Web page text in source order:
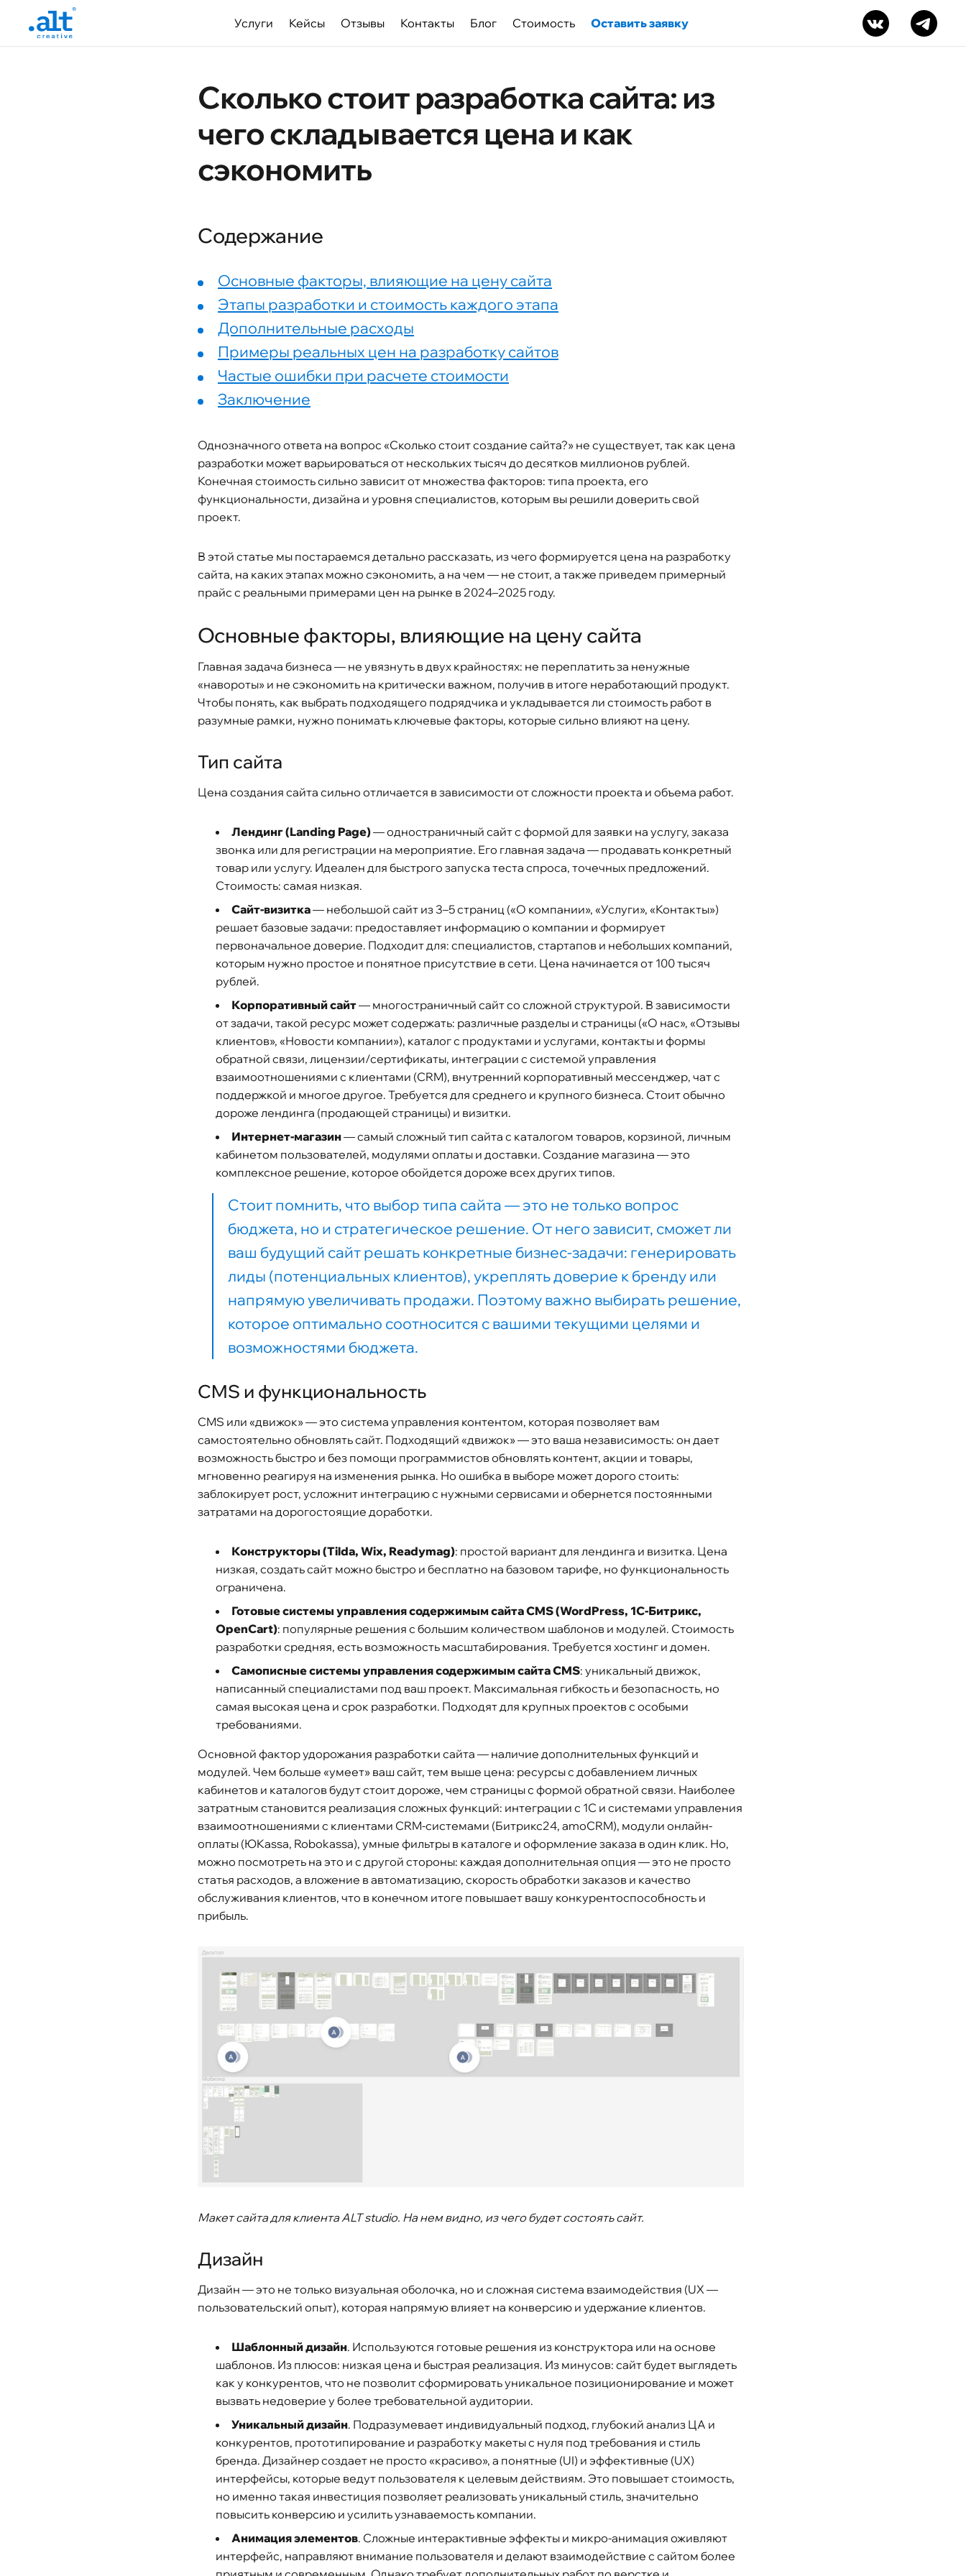
Услуги Кейсы Отзывы Контакты Блог Cтоимость Оставить заявку
Сколько стоит разработка сайта: из
чего складывается цена и как
сэкономить
Содержание
Основные факторы, влияющие на цену сайта
Этапы разработки и стоимость каждого этапа
Дополнительные расходы
Примеры реальных цен на разработку сайтов
Частые ошибки при расчете стоимости
Заключение
Однозначного ответа на вопрос «Сколько стоит создание сайта?» не существует, так как цена
разработки может варьироваться от нескольких тысяч до десятков миллионов рублей.
Конечная стоимость сильно зависит от множества факторов: типа проекта, его
функциональности, дизайна и уровня специалистов, которым вы решили доверить свой
проект.
В этой статье мы постараемся детально рассказать, из чего формируется цена на разработку
сайта, на каких этапах можно сэкономить, а на чем — не стоит, а также приведем примерный
прайс с реальными примерами цен на рынке в 2024–2025 году.
Основные факторы, влияющие на цену сайта
Главная задача бизнеса — не увязнуть в двух крайностях: не переплатить за ненужные
«навороты» и не сэкономить на критически важном, получив в итоге неработающий продукт.
Чтобы понять, как выбрать подходящего подрядчика и укладывается ли стоимость работ в
разумные рамки, нужно понимать ключевые факторы, которые сильно влияют на цену.
Тип сайта
Цена создания сайта сильно отличается в зависимости от сложности проекта и объема работ.
Лендинг (Landing Page)— одностраничный сайт с формой для заявки на услугу, заказа
звонка или для регистрации на мероприятие. Его главная задача — продавать конкретный
товар или услугу. Идеален для быстрого запуска теста спроса, точечных предложений.
Стоимость: самая низкая.
Сайт-визитка— небольшой сайт из 3–5 страниц («О компании», «Услуги», «Контакты»)
решает базовые задачи: предоставляет информацию о компании и формирует
первоначальное доверие. Подходит для: специалистов, стартапов и небольших компаний,
которым нужно простое и понятное присутствие в сети. Цена начинается от 100 тысяч
рублей.
Корпоративный сайт— многостраничный сайт со сложной структурой. В зависимости
от задачи, такой ресурс может содержать: различные разделы и страницы («О нас», «Отзывы
клиентов», «Новости компании»), каталог с продуктами и услугами, контакты и формы
обратной связи, лицензии/сертификаты, интеграции с системой управления
взаимоотношениями с клиентами (CRM), внутренний корпоративный мессенджер, чат с
поддержкой и многое другое. Требуется для среднего и крупного бизнеса. Стоит обычно
дороже лендинга (продающей страницы) и визитки.
Интернет-магазин— самый сложный тип сайта с каталогом товаров, корзиной, личным
кабинетом пользователей, модулями оплаты и доставки. Создание магазина — это
комплексное решение, которое обойдется дороже всех других типов.
Стоит помнить, что выбор типа сайта — это не только вопрос
бюджета, но и стратегическое решение. От него зависит, сможет ли
ваш будущий сайт решать конкретные бизнес-задачи: генерировать
лиды (потенциальных клиентов), укреплять доверие к бренду или
напрямую увеличивать продажи. Поэтому важно выбирать решение,
которое оптимально соотносится с вашими текущими целями и
возможностями бюджета.
CMS и функциональность
CMS или «движок» — это система управления контентом, которая позволяет вам
самостоятельно обновлять сайт. Подходящий «движок» — это ваша независимость: он дает
возможность быстро и без помощи программистов обновлять контент, акции и товары,
мгновенно реагируя на изменения рынка. Но ошибка в выборе может дорого стоить:
заблокирует рост, усложнит интеграцию с нужными сервисами и обернется постоянными
затратами на дорогостоящие доработки.
Конструкторы (Tilda, Wix, Readymag): простой вариант для лендинга и визитка. Цена
низкая, создать сайт можно быстро и бесплатно на базовом тарифе, но функциональность
ограничена.
Готовые системы управления содержимым сайта CMS (WordPress, 1С-Битрикс,
OpenCart): популярные решения с большим количеством шаблонов и модулей. Стоимость
разработки средняя, есть возможность масштабирования. Требуется хостинг и домен.
Самописные системы управления содержимым сайта CMS: уникальный движок,
написанный специалистами под ваш проект. Максимальная гибкость и безопасность, но
самая высокая цена и срок разработки. Подходят для крупных проектов с особыми
требованиями.
Основной фактор удорожания разработки сайта — наличие дополнительных функций и
модулей. Чем больше «умеет» ваш сайт, тем выше цена: ресурсы с добавлением личных
кабинетов и каталогов будут стоит дороже, чем страницы с формой обратной связи. Наиболее
затратным становится реализация сложных функций: интеграции с 1С и системами управления
взаимоотношениями с клиентами CRM-системами (Битрикс24, amoCRM), модули онлайн-
оплаты (ЮKassa, Robokassa), умные фильтры в каталоге и оформление заказа в один клик. Но,
можно посмотреть на это и с другой стороны: каждая дополнительная опция — это не просто
статья расходов, а вложение в автоматизацию, скорость обработки заказов и качество
обслуживания клиентов, что в конечном итоге повышает вашу конкурентоспособность и
прибыль.
Макет сайта для клиента ALT studio. На нем видно, из чего будет состоять сайт.
Дизайн
Дизайн — это не только визуальная оболочка, но и сложная система взаимодействия (UX —
пользовательский опыт), которая напрямую влияет на конверсию и удержание клиентов.
Шаблонный дизайн. Используются готовые решения из конструктора или на основе
шаблонов. Из плюсов: низкая цена и быстрая реализация. Из минусов: сайт будет выглядеть
как у конкурентов, что не позволит сформировать уникальное позиционирование и может
вызвать недоверие у более требовательной аудитории.
Уникальный дизайн. Подразумевает индивидуальный подход, глубокий анализ ЦА и
конкурентов, прототипирование и разработку макеты с нуля под требования и стиль
бренда. Дизайнер создает не просто «красиво», а понятные (UI) и эффективные (UX)
интерфейсы, которые ведут пользователя к целевым действиям. Это повышает стоимость,
но именно такая инвестиция позволяет реализовать уникальный стиль, значительно
повысить конверсию и усилить узнаваемость компании.
Анимация элементов. Сложные интерактивные эффекты и микро-анимация оживляют
интерфейс, направляют внимание пользователя и делают взаимодействие с сайтом более